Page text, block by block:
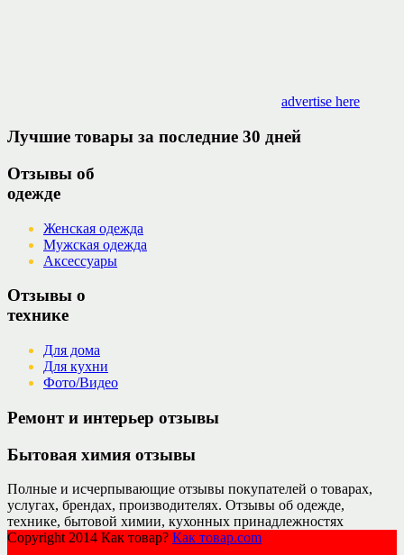
advertise here
Лучшие товары за последние 30 дней
Отзывы об
одежде
Женская одежда
Мужская одежда
Аксессуары
Отзывы о
технике
Для дома
Для кухни
Фото/Видео
Ремонт и интерьер отзывы
Бытовая химия отзывы
Полные и исчерпывающие отзывы покупателей о товарах,
услугах, брендах, производителях. Отзывы об одежде,
технике, бытовой химии, кухонных принадлежностях
Copyright 2014 Как товар? Как товар.com